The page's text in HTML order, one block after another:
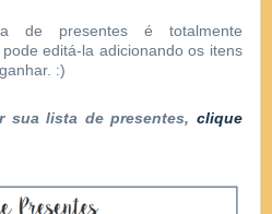
presentes é totalmente
editá-la adicionando os itens
:)
sua lista de presentes, clique